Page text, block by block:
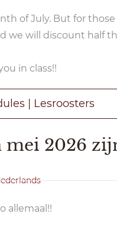
of July. But for
we will discount half
in class!!
| Lesroosters
mei 2026
allemaal!!